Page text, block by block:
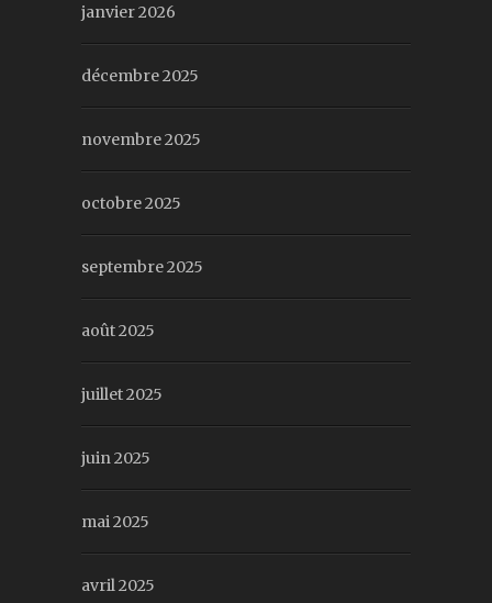
janvier 2026
décembre 2025
novembre 2025
octobre 2025
septembre 2025
août 2025
juillet 2025
juin 2025
mai 2025
avril 2025